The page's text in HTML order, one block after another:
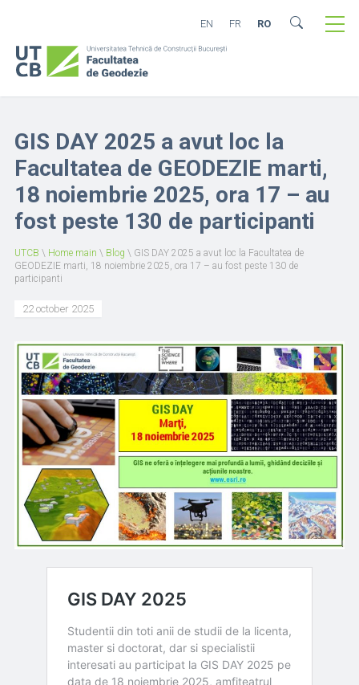
EN FR RO
GIS DAY 2025 a avut loc la
Facultatea de GEODEZIE marti,
18 noiembrie 2025, ora 17 – au
fost peste 130 de participanti
UTCB \ Home main \ Blog \ GIS DAY 2025 a avut loc la Facultatea de
GEODEZIE marti, 18 noiembrie 2025, ora 17 – au fost peste 130 de
participanti
22 october 2025